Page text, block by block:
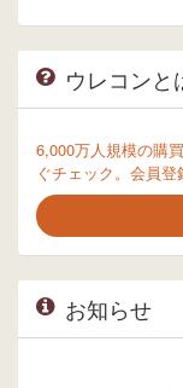
ウレコンと
6,000万人規模の購
ぐチェック。会員登
お知らせ